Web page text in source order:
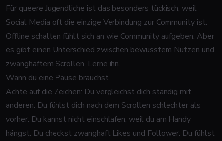
Für queere Jugendliche ist das besonders tückisch, weil
Social Media oft die einzige Verbindung zur Community ist.
Offline schalten fühlt sich an wie Community aufgeben. Aber
es gibt einen Unterschied zwischen bewusstem Nutzen und
zwanghaftem Scrollen. Lerne ihn.
Wann du eine Pause brauchst
Achte auf die Zeichen: Du vergleichst dich ständig mit
anderen. Du fühlst dich nach dem Scrollen schlechter als
vorher. Du kannst nicht einschlafen, weil du am Handy
hängst. Du checkst zwanghaft Likes und Follower. Du fühlst